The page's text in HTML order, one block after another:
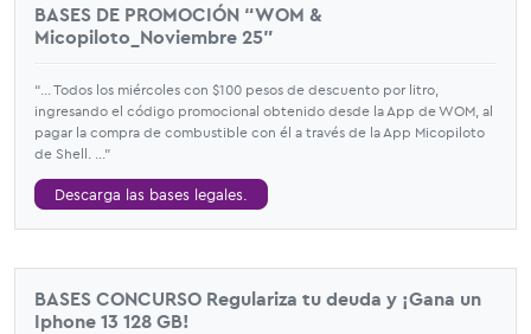
BASES DE PROMOCIÓN “WOM &
Micopiloto_Noviembre 25”
“... Todos los miércoles con $100 pesos de descuento por litro,
ingresando el código promocional obtenido desde la App de WOM, al
pagar la compra de combustible con él a través de la App Micopiloto
de Shell. ...”
Descarga las bases legales.
BASES CONCURSO Regulariza tu deuda y ¡Gana un
Iphone 13 128 GB!